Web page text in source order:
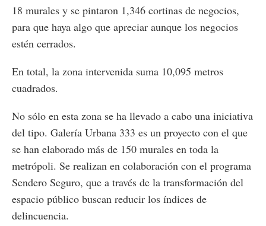
18 murales y se pintaron 1,346 cortinas de negocios,
para que haya algo que apreciar aunque los negocios
estén cerrados.
En total, la zona intervenida suma 10,095 metros
cuadrados.
No sólo en esta zona se ha llevado a cabo una iniciativa
del tipo. Galería Urbana 333 es un proyecto con el que
se han elaborado más de 150 murales en toda la
metrópoli. Se realizan en colaboración con el programa
Sendero Seguro, que a través de la transformación del
espacio público buscan reducir los índices de
delincuencia.